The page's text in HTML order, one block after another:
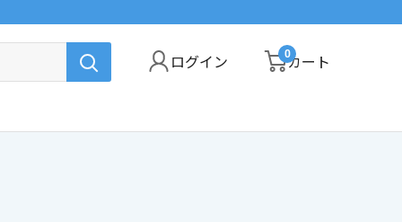
ログイン 0カート